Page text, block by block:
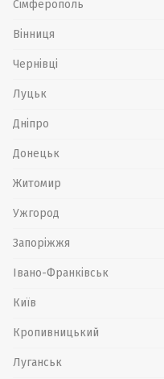
Сімферополь
Вінниця
Чернівці
Луцьк
Дніпро
Донецьк
Житомир
Ужгород
Запоріжжя
Івано-Франківськ
Київ
Кропивницький
Луганськ